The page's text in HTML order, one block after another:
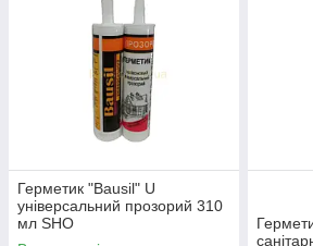
Герметик "Bausil" U
універсальний прозорий 310
мл SHO